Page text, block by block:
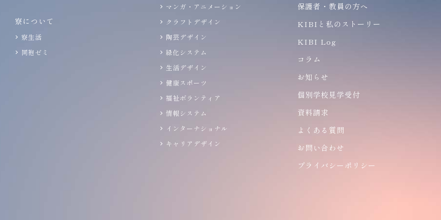
寮について
寮生活
同袍ゼミ
マンガ・アニメーション
クラフトデザイン
陶芸デザイン
緑化システム
生活デザイン
健康スポーツ
福祉ボランティア
情報システム
インターナショナル
キャリアデザイン
保護者・教員の方へ
KIBIと私のストーリー
KIBI Log
コラム
お知らせ
個別学校見学受付
資料請求
よくある質問
お問い合わせ
プライバシーポリシー